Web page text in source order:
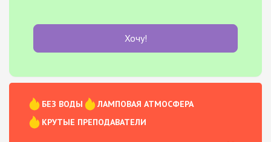
Хочу!
БЕЗ ВОДЫ
ЛАМПОВАЯ АТМОСФЕРА
КРУТЫЕ ПРЕПОДАВАТЕЛИ